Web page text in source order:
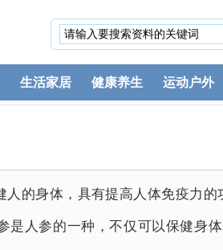
生活家居 健康养生 运动户外
的身体，具有提高人体免疫力的
是人参的一种，不仅可以保健身